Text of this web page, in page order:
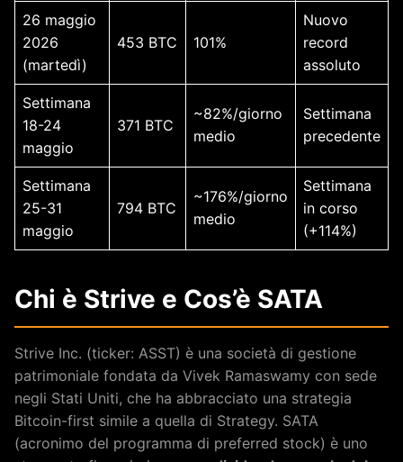
26 maggio
2026
(martedì)
453 BTC 101%
Nuovo
record
assoluto
Settimana
18-24
maggio
371 BTC
~82%/giorno
medio
Settimana
precedente
Settimana
25-31
maggio
794 BTC
~176%/giorno
medio
Settimana
in corso
(+114%)
Chi è Strive e Cos’è SATA
Strive Inc. (ticker: ASST) è una società di gestione
patrimoniale fondata da Vivek Ramaswamy con sede
negli Stati Uniti, che ha abbracciato una strategia
Bitcoin-first simile a quella di Strategy. SATA
(acronimo del programma di preferred stock) è uno